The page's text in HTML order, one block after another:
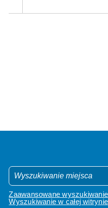
Zaawansowane
Wyszukiwanie w całej